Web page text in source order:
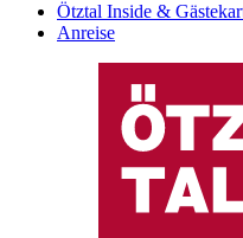
Ötztal Inside &
Anreise